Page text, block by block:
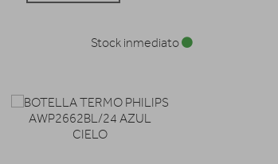
Stock inmediato